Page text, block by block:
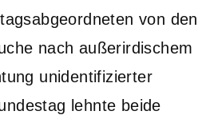
von den
nach außerirdischem
unidentifizierter
lehnte beide